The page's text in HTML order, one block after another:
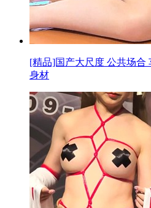
[精品]国产大尺度 公共场合
身材